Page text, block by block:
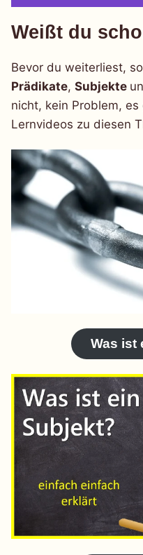
Weißt du
Bevor du weiterliest,
Prädikate, Subjekte
nicht, kein Problem,
Lernvideos zu diesen
Was ist